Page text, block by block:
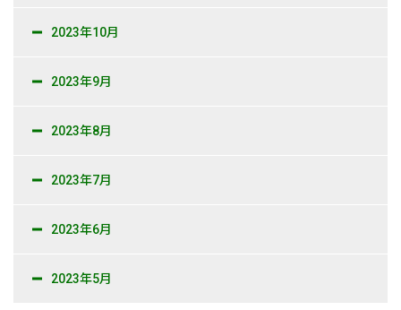
2023年10月
2023年9月
2023年8月
2023年7月
2023年6月
2023年5月